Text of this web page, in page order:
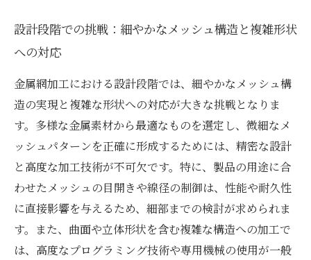
設計段階での挑戦：細やかなメッシュ構造と複雑形状
への対応
金属網加工における設計段階では、細やかなメッシュ構
造の実現と複雑な形状への対応が大きな挑戦となりま
す。多様な金属素材から最適なものを選定し、微細なメ
ッシュパターンを正確に形成するためには、精密な設計
と高度な加工技術が不可欠です。特に、製品の用途に合
わせたメッシュの目開きや線径の制御は、性能や耐久性
に直接影響を与えるため、細部までの検討が求められま
す。また、曲面や立体形状を含む複雑な構造への加工で
は、高度なプログラミング技術や専用機械の使用が一般